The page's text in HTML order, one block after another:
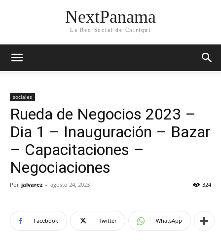
NextPanama
La Red Social de Chiriqui
sociales
Rueda de Negocios 2023 –
Dia 1 – Inauguración – Bazar
– Capacitaciones –
Negociaciones
Por jalvarez - agosto 24, 2023 324
Facebook Twitter WhatsApp